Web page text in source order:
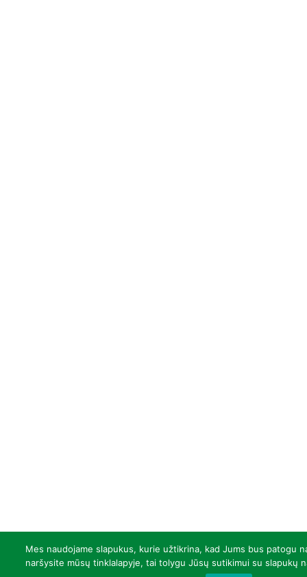
Mes naudojame slapukus, kurie užtikrina, kad Jums bus patogu
naršysite mūsų tinklalapyje, tai tolygu Jūsų sutikimui su slapukų